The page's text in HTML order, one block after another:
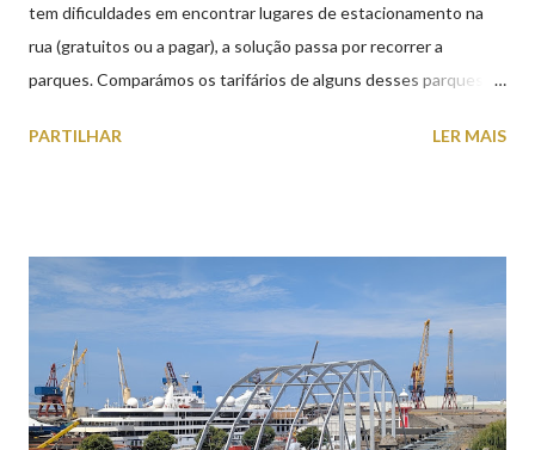
tem dificuldades em encontrar lugares de estacionamento na
rua (gratuitos ou a pagar), a solução passa por recorrer a
parques. Comparámos os tarifários de alguns desses parques de
subterrâneos) perto do centro da cidade (entenda-se por
subterrâneos. O Parque da Estação Viana Shopping é grátis de
2ª a 5ª feira a partir das 20:00 (DIAS ÚTEIS)
PARTILHAR LER MAIS